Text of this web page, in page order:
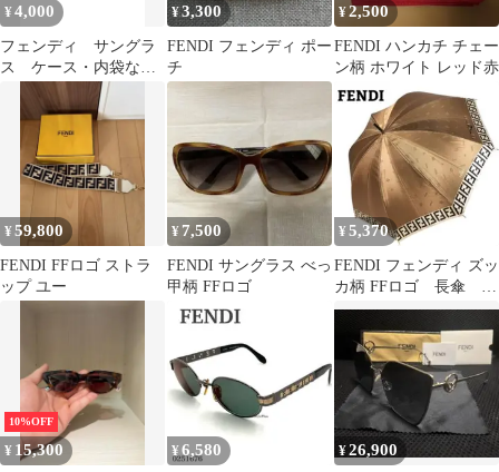
¥4,000
フェンディ サングラ
ス ケース・内袋など
の付属品なし！
¥3,300
FENDI フェンディ ポー
チ
¥2,500
FENDI ハンカチ チェー
ン柄 ホワイト レッド赤
¥59,800
FENDI FFロゴ ストラ
ップ ユー
¥ 7,500
FENDI サングラス べっ
甲柄 FFロゴ
¥ 5,370
FENDI フェンディ ズッ
カ柄 FFロゴ 長傘 ゴ
ールデン ブラウン
10%OFF
¥ 15,300 ¥6,580 ¥26,900